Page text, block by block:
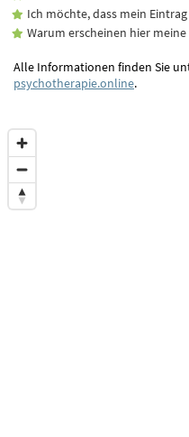
Ich möchte, dass mein
Warum erscheinen hier meine
Alle Informationen finden Sie
psychotherapie.online.